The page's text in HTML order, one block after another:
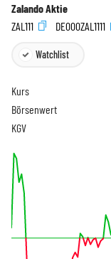
Zalando Aktie
ZAL111
DE000ZAL1111
Watchlist
Kurs
Börsenwert
KGV